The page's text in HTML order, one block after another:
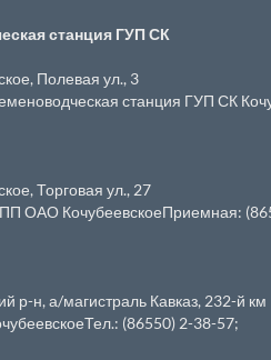
станция ГУП СК
Полевая ул., 3
станция ГУП СК
Торговая ул., 27
ОАО КочубеевскоеПриемная:
р-н, а/магистраль Кавказ, 232-й км
(86550) 2-38-57;